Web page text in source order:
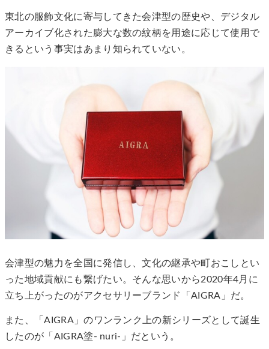
東北の服飾文化に寄与してきた会津型の歴史や、デジタル
アーカイブ化された膨大な数の紋柄を用途に応じて使用で
きるという事実はあまり知られていない。
会津型の魅力を全国に発信し、文化の継承や町おこしとい
った地域貢献にも繋げたい。そんな思いから2020年4月に
立ち上がったのがアクセサリーブランド「AIGRA」だ。
また、「AIGRA」のワンランク上の新シリーズとして誕生
したのが「AIGRA塗- nuri-」だという。